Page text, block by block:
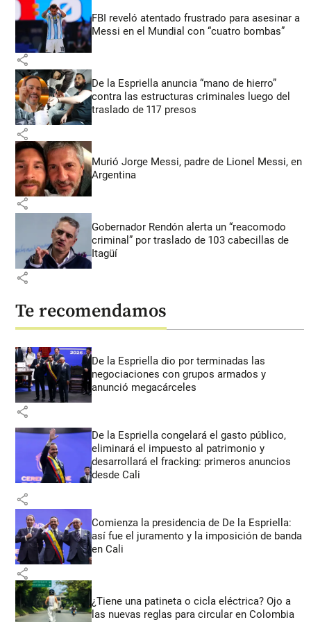
FBI reveló atentado frustrado para asesinar a
Messi en el Mundial con “cuatro bombas”
share
De la Espriella anuncia “mano de hierro”
contra las estructuras criminales luego del
traslado de 117 presos
share
Murió Jorge Messi, padre de Lionel Messi, en
Argentina
share
Gobernador Rendón alerta un “reacomodo
criminal” por traslado de 103 cabecillas de
Itagüí
share
Te recomendamos
De la Espriella dio por terminadas las
negociaciones con grupos armados y
anunció megacárceles
share
De la Espriella congelará el gasto público,
eliminará el impuesto al patrimonio y
desarrollará el fracking: primeros anuncios
desde Cali
share
Comienza la presidencia de De la Espriella:
así fue el juramento y la imposición de banda
en Cali
share
¿Tiene una patineta o cicla eléctrica? Ojo a
las nuevas reglas para circular en Colombia